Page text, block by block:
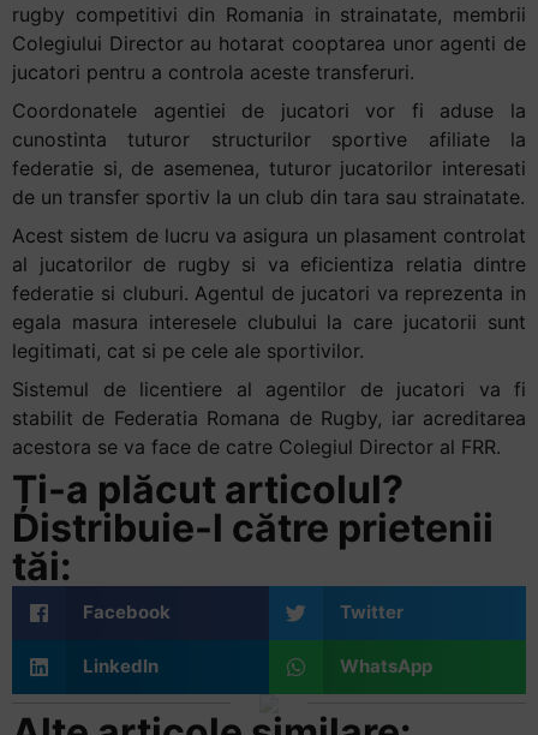
rugby competitivi din Romania in strainatate, membrii
Colegiului Director au hotarat cooptarea unor agenti de
jucatori pentru a controla aceste transferuri.
Coordonatele agentiei de jucatori vor fi aduse la
cunostinta tuturor structurilor sportive afiliate la
federatie si, de asemenea, tuturor jucatorilor interesati
de un transfer sportiv la un club din tara sau strainatate.
Acest sistem de lucru va asigura un plasament controlat
al jucatorilor de rugby si va eficientiza relatia dintre
federatie si cluburi. Agentul de jucatori va reprezenta in
egala masura interesele clubului la care jucatorii sunt
legitimati, cat si pe cele ale sportivilor.
Sistemul de licentiere al agentilor de jucatori va fi
stabilit de Federatia Romana de Rugby, iar acreditarea
acestora se va face de catre Colegiul Director al FRR.
Ți-a plăcut articolul?
Distribuie-l către prietenii
tăi:
Facebook Twitter
LinkedIn WhatsApp